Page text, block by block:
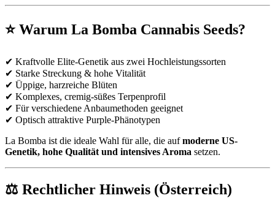
⭐ Warum La Bomba Cannabis Seeds?
✔ Kraftvolle Elite-Genetik aus zwei Hochleistungssorten
✔ Starke Streckung & hohe Vitalität
✔ Üppige, harzreiche Blüten
✔ Komplexes, cremig-süßes Terpenprofil
✔ Für verschiedene Anbaumethoden geeignet
✔ Optisch attraktive Purple-Phänotypen
La Bomba ist die ideale Wahl für alle, die aufmoderne US-
Genetik, hohe Qualität und intensives Aroma setzen.
⚖ Rechtlicher Hinweis (Österreich)